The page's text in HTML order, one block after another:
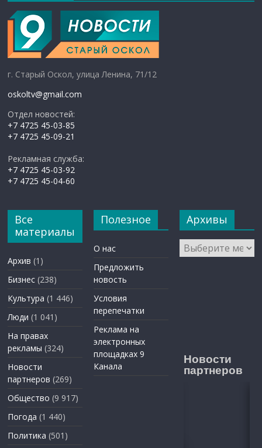
г. Старый Оскол, улица Ленина, 71/12
oskoltv@gmail.com
Отдел новостей:
+7 4725 45-03-85
+7 4725 45-09-21
Рекламная служба:
+7 4725 45-03-92
+7 4725 45-04-60
Все
материалы
Архив (1)
Бизнес (238)
Культура (1 446)
Люди (1 041)
На правах
рекламы (324)
Новости
партнеров (269)
Общество (9 917)
Погода (1 440)
Политика (501)
Полезное
О нас
Предложить
новость
Условия
перепечатки
Реклама на
электронных
площадках 9
Канала
Архивы
Архивы
Новости
партнеров